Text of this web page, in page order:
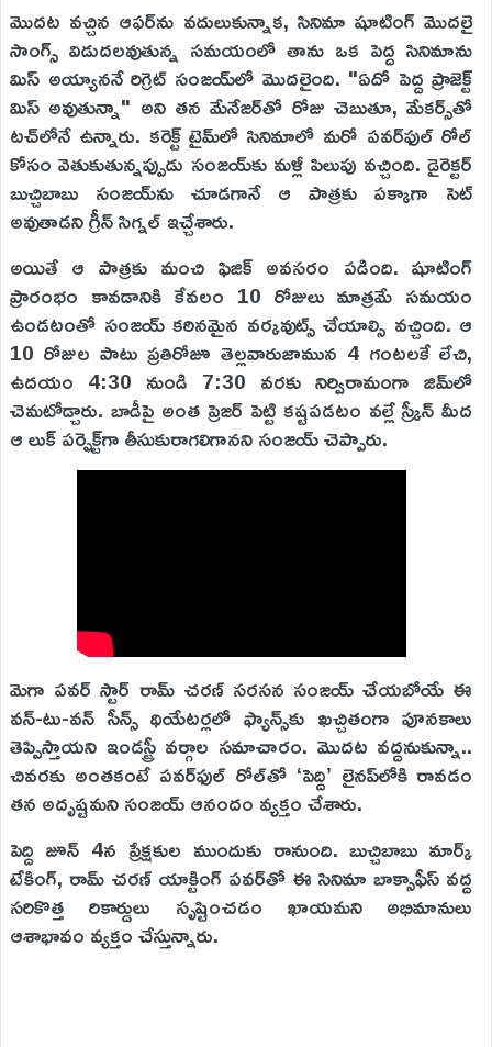
మొదట వచ్చిన ఆఫర్‌ను వదులుకున్నాక, సినిమా షూటింగ్ మొదలై
సాంగ్స్ విడుదలవుతున్న సమయంలో తాను ఒక పెద్ద సినిమాను
మిస్ అయ్యాననే రిగ్రెట్ సంజయ్‌లో మొదలైంది. "ఏదో పెద్ద ప్రాజెక్ట్
మిస్ అవుతున్నా" అని తన మేనేజర్‌తో రోజు చెబుతూ, మేకర్స్‌తో
టచ్‌లోనే ఉన్నారు. కరెక్ట్ టైమ్‌లో సినిమాలో మరో పవర్‌ఫుల్ రోల్
కోసం వెతుకుతున్నప్పుడు సంజయ్‌కు మళ్లీ పిలుపు వచ్చింది. డైరెక్టర్
బుచ్చిబాబు సంజయ్‌ను చూడగానే ఆ పాత్రకు పక్కాగా సెట్
అవుతాడని గ్రీన్ సిగ్నల్ ఇచ్చేశారు.
అయితే ఆ పాత్రకు మంచి ఫిజిక్ అవసరం పడింది. షూటింగ్
ప్రారంభం కావడానికి కేవలం 10 రోజులు మాత్రమే సమయం
ఉండటంతో సంజయ్ కఠినమైన వర్కవుట్స్ చేయాల్సి వచ్చింది. ఆ
10 రోజుల పాటు ప్రతిరోజూ తెల్లవారుజామున 4 గంటలకే లేచి,
ఉదయం 4:30 నుండి 7:30 వరకు నిర్విరామంగా జిమ్‌లో
చెమటోడ్చారు. బాడీపై అంత ప్రెజర్ పెట్టి కష్టపడటం వల్లే స్క్రీన్ మీద
ఆ లుక్ పర్ఫెక్ట్‌గా తీసుకురాగలిగానని సంజయ్ చెప్పారు.
మెగా పవర్ స్టార్ రామ్ చరణ్ సరసన సంజయ్ చేయబోయే ఈ
వన్-టు-వన్ సీన్స్ థియేటర్లలో ఫ్యాన్స్‌కు ఖచ్చితంగా పూనకాలు
తెప్పిస్తాయని ఇండస్ట్రీ వర్గాల సమాచారం. మొదట వద్దనుకున్నా..
చివరకు అంతకంటే పవర్‌ఫుల్ రోల్‌తో ‘పెద్ది’ లైనప్‌లోకి రావడం
తన అదృష్టమని సంజయ్ ఆనందం వ్యక్తం చేశారు.
పెద్ది జూన్ 4న ప్రేక్షకుల ముందుకు రానుంది. బుచ్చిబాబు మార్క్
టేకింగ్, రామ్ చరణ్ యాక్టింగ్ పవర్‌తో ఈ సినిమా బాక్సాఫీస్ వద్ద
సరికొత్త రికార్డులు సృష్టించడం ఖాయమని అభిమానులు
ఆశాభావం వ్యక్తం చేస్తున్నారు.